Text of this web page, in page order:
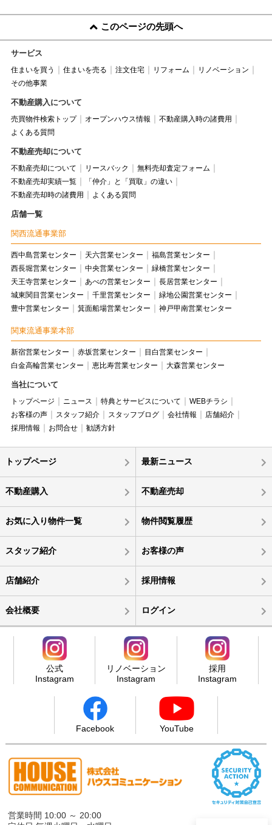
このページの先頭へ
サービス
住まいを買う 住まいを売る 注文住宅 リフォーム
リノベーション
その他事業
不動産購入について
売買物件検索トップ オープンハウス情報
不動産購入時の諸費用
よくある質問
不動産売却について
不動産売却について リースバック
無料売却査定フォーム
不動産売却実績一覧
「仲介」と「買取」の違い
不動産売却時の諸費用
よくある質問
店舗一覧
関西流通事業部
西中島営業センター 天六営業センター
福島営業センター
西長堀営業センター
中央営業センター
緑橋営業センター
天王寺営業センター
あべの営業センター
長居営業センター
城東関目営業センター
千里営業センター
緑地公園営業センター
豊中営業センター
箕面船場営業センター 神戸甲南営業センター
関東流通事業本部
新宿営業センター 赤坂営業センター
目白営業センター
白金高輪営業センター
恵比寿営業センター 大森営業センター
当社について
トップページ ニュース 特典とサービスについて
WEBチラシ
お客様の声
スタッフ紹介 スタッフブログ 会社情報
店舗紹介
採用情報
お問合せ 勧誘方針
トップページ 最新ニュース
不動産購入 不動産売却
お気に入り物件一覧 物件閲覧履歴
スタッフ紹介 お客様の声
店舗紹介 採用情報
会社概要 ログイン
公式
Instagram
リノベーション
Instagram
採用
Instagram
Facebook YouTube
営業時間 10:00 ～ 20:00